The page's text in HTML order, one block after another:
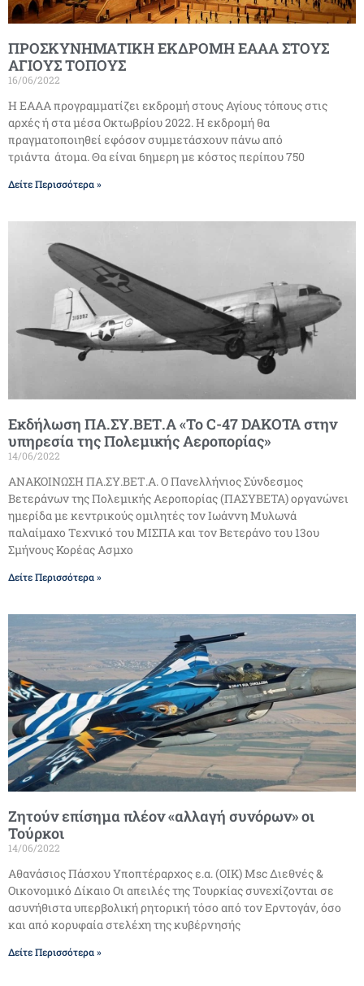
ΠΡΟΣΚΥΝΗΜΑΤΙΚΗ ΕΚΔΡΟΜΗ ΕΑΑΑ ΣΤΟΥΣ
ΑΓΙΟΥΣ ΤΟΠΟΥΣ
16/06/2022
Η ΕΑΑΑ προγραμματίζει εκδρομή στους Αγίους τόπους στις
αρχές ή στα μέσα Οκτωβρίου 2022. Η εκδρομή θα
πραγματοποιηθεί εφόσον συμμετάσχουν πάνω από
τριάντα άτομα. Θα είναι 6ημερη με κόστος περίπου 750
Δείτε Περισσότερα »
Εκδήλωση ΠΑ.ΣΥ.ΒΕΤ.Α «Το C-47 DAKOTA στην
υπηρεσία της Πολεμικής Αεροπορίας»
14/06/2022
ΑΝΑΚΟΙΝΩΣΗ ΠΑ.ΣΥ.ΒΕΤ.Α. Ο Πανελλήνιος Σύνδεσμος
Βετεράνων της Πολεμικής Αεροπορίας (ΠΑΣΥΒΕΤΑ) οργανώνει
ημερίδα με κεντρικούς ομιλητές τον Ιωάννη Μυλωνά
παλαίμαχο Τεχνικό του ΜΙΣΠΑ και τον Βετεράνο του 13ου
Σμήνους Κορέας Ασμχο
Δείτε Περισσότερα »
Ζητούν επίσημα πλέον «αλλαγή συνόρων» οι
Τούρκοι
14/06/2022
Αθανάσιος Πάσχου Υποπτέραρχος ε.α. (ΟΙΚ) Msc Διεθνές &
Οικονομικό Δίκαιο Οι απειλές της Τουρκίας συνεχίζονται σε
ασυνήθιστα υπερβολική ρητορική τόσο από τον Ερντογάν, όσο
και από κορυφαία στελέχη της κυβέρνησής
Δείτε Περισσότερα »